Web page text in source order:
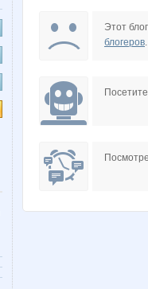
Nathalie
kys1977
Этот
блогеров.